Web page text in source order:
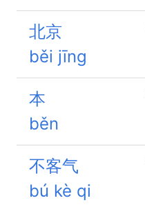
北京
běi jīng
本
běn
不客气
bú kè qi